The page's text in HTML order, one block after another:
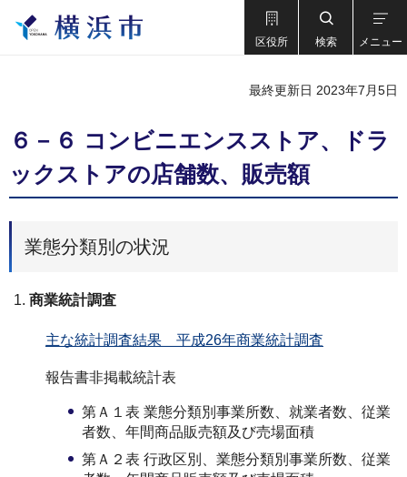
区役所 検索 メニュー
最終更新日 2023年7月5日
６－６ コンビニエンスストア、ドラ
ックストアの店舗数、販売額
業態分類別の状況
商業統計調査
主な統計調査結果 平成26年商業統計調査
報告書非掲載統計表
第Ａ１表 業態分類別事業所数、就業者数、従業
者数、年間商品販売額及び売場面積
第Ａ２表 行政区別、業態分類別事業所数、従業